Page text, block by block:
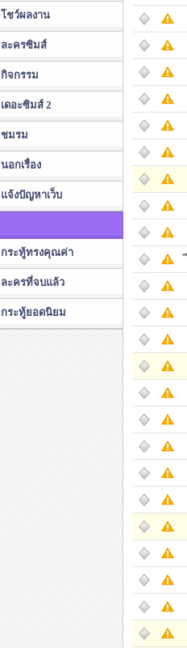
โชว์ผลงาน
ละครซิมส์
กิจกรรม
เดอะซิมส์ 2
ชมรม
นอกเรื่อง
แจ้งปัญหาเว็บ
กระทู้ทรงคุณค่า
ละครที่จบแล้ว
กระทู้ยอดนิยม